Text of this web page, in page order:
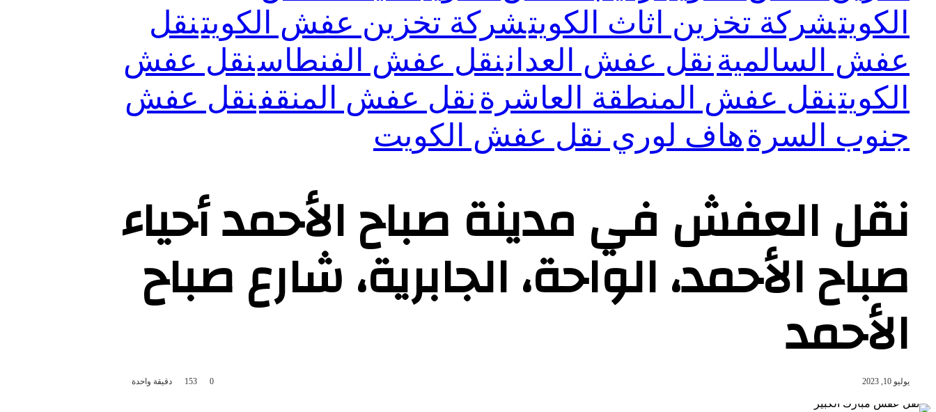
الكويتشركة تخزين اثاث الكويتشركة تخزين عفش الكويتنقل
عفش السالمية نقل عفش العداننقل عفش الفنطاسنقل عفش
الكويتنقل عفش المنطقة العاشرة نقل عفش المنقفنقل عفش
جنوب السرة هاف لوري نقل عفش الكويت
نقل العفش في مدينة صباح الأحمد أحياء
صباح الأحمد، الواحة، الجابرية، شارع صباح
الأحمد
يوليو 10, 2023 0
153 دقيقة واحدة